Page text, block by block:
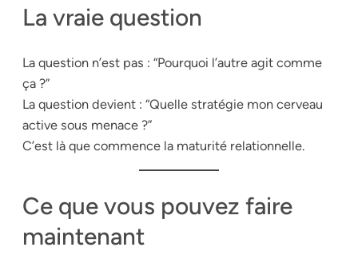
La vraie question
La question n’est pas : “Pourquoi l’autre agit comme
ça ?”
La question devient : “Quelle stratégie mon cerveau
active sous menace ?”
C’est là que commence la maturité relationnelle.
Ce que vous pouvez faire
maintenant